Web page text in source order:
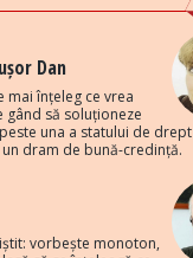
Dan
mai înțeleg ce vrea
gând să soluționeze
una a statului de drept
dram de bună-credință.
vorbește monoton,